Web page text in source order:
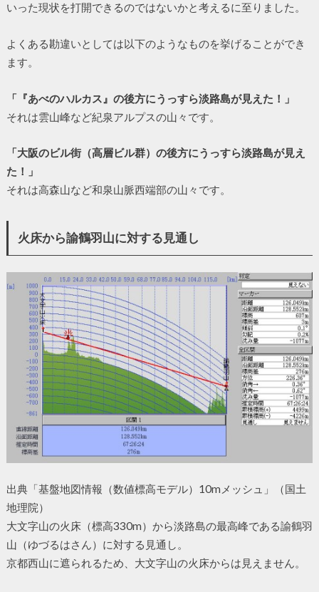
いった現状を打開できるのではないかと考えるに至りました。
よくある勘違いとしては以下のようなものを挙げることができ
ます。
「『あべのハルカス』の後方にうっすら淡路島が見えた！」
それは雲山峰など紀泉アルプスの山々です。
「大阪のビル街（高層ビル群）の後方にうっすら淡路島が見え
た！」
それは高森山など和泉山脈西端部の山々です。
火床から諭鶴羽山に対する見通し
出典「基盤地図情報（数値標高モデル）10mメッシュ」（国土
地理院）
大文字山の火床（標高330m）から淡路島の最高峰である諭鶴羽
山（ゆづるはさん）に対する見通し。
京都西山に遮られるため、大文字山の火床からは見えません。